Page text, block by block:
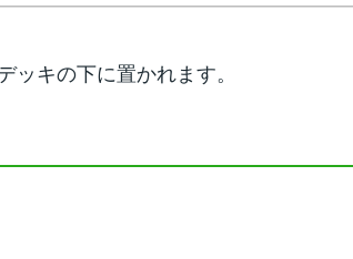
ッキの下に置かれます。